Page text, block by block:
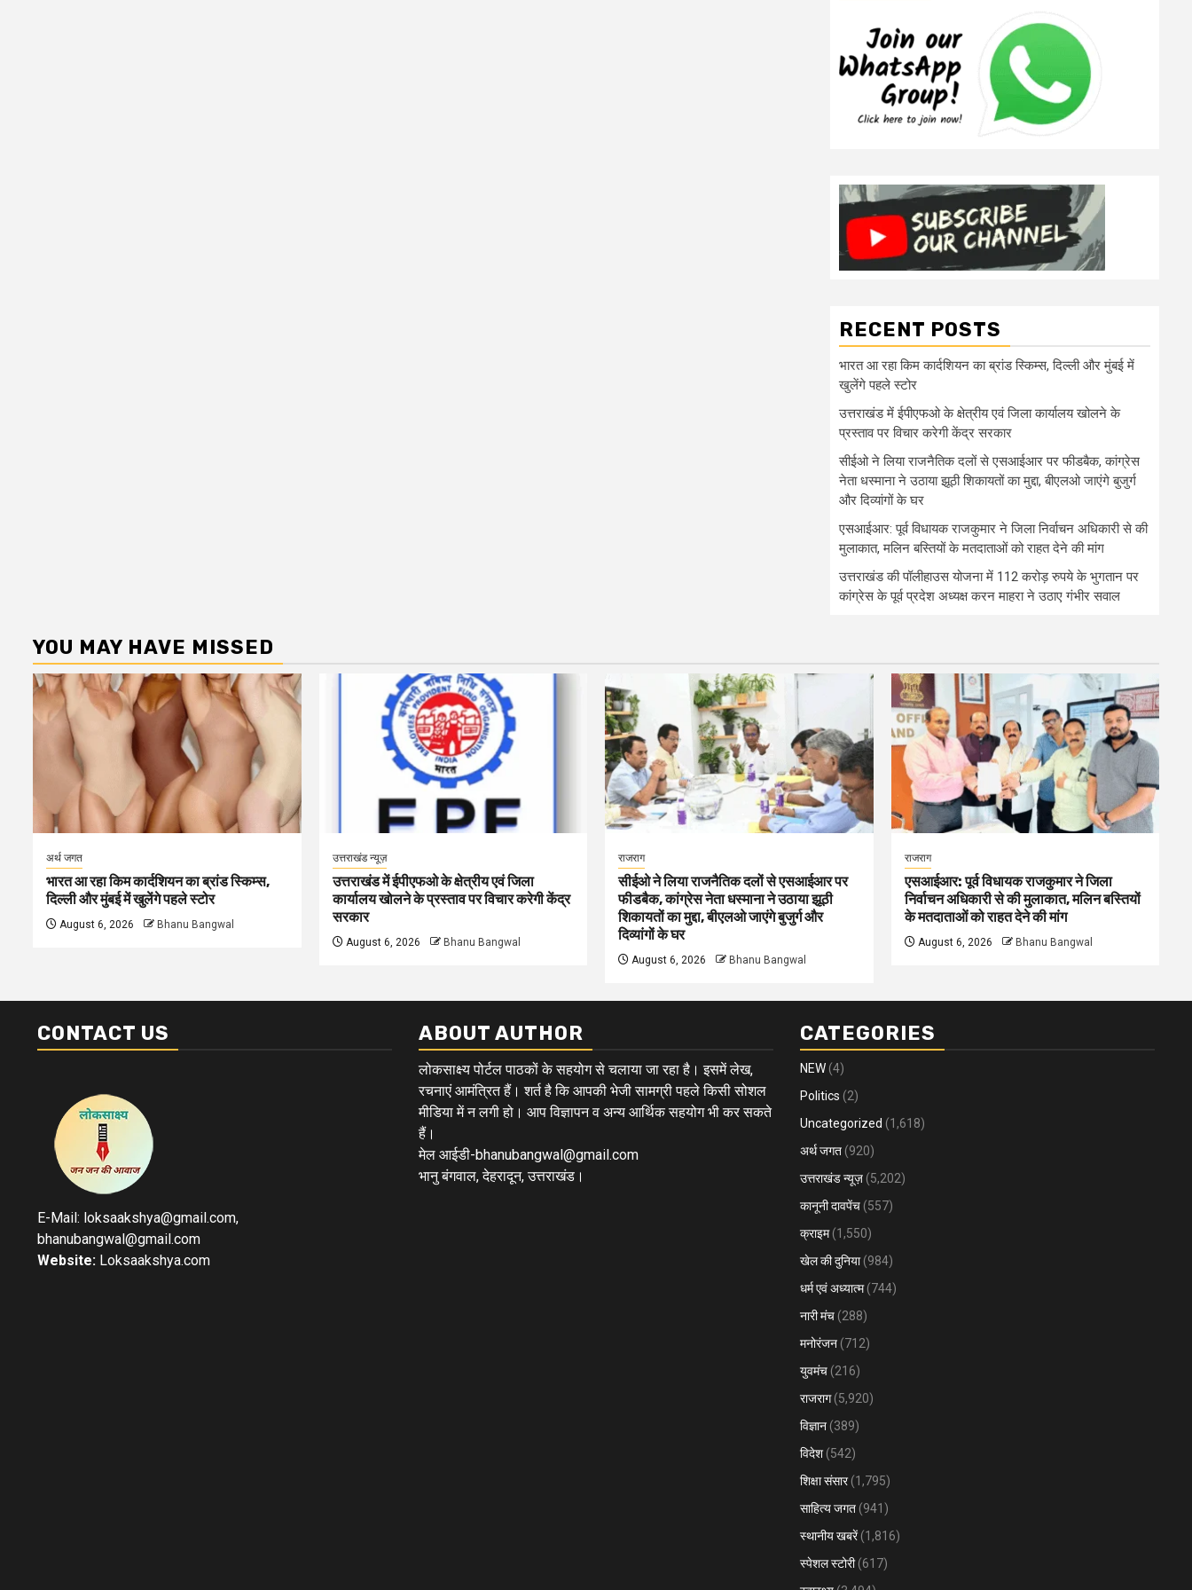
RECENT POSTS
भारत आ रहा किम कार्दशियन का ब्रांड स्किम्स, दिल्ली और मुंबई में
खुलेंगे पहले स्टोर
उत्तराखंड में ईपीएफओ के क्षेत्रीय एवं जिला कार्यालय खोलने के
प्रस्ताव पर विचार करेगी केंद्र सरकार
सीईओ ने लिया राजनैतिक दलों से एसआईआर पर फीडबैक, कांग्रेस
नेता धस्माना ने उठाया झूठी शिकायतों का मुद्दा, बीएलओ जाएंगे बुजुर्ग
और दिव्यांगों के घर
एसआईआर: पूर्व विधायक राजकुमार ने जिला निर्वाचन अधिकारी से की
मुलाकात, मलिन बस्तियों के मतदाताओं को राहत देने की मांग
उत्तराखंड की पॉलीहाउस योजना में 112 करोड़ रुपये के भुगतान पर
कांग्रेस के पूर्व प्रदेश अध्यक्ष करन माहरा ने उठाए गंभीर सवाल
YOU MAY HAVE MISSED
अर्थ जगत
भारत आ रहा किम कार्दशियन का ब्रांड स्किम्स,
दिल्ली और मुंबई में खुलेंगे पहले स्टोर
August 6, 2026 Bhanu Bangwal
उत्तराखंड न्यूज़
उत्तराखंड में ईपीएफओ के क्षेत्रीय एवं जिला
कार्यालय खोलने के प्रस्ताव पर विचार करेगी केंद्र
सरकार
August 6, 2026 Bhanu Bangwal
राजराग
सीईओ ने लिया राजनैतिक दलों से एसआईआर पर
फीडबैक, कांग्रेस नेता धस्माना ने उठाया झूठी
शिकायतों का मुद्दा, बीएलओ जाएंगे बुजुर्ग और
दिव्यांगों के घर
August 6, 2026 Bhanu Bangwal
राजराग
एसआईआर: पूर्व विधायक राजकुमार ने जिला
निर्वाचन अधिकारी से की मुलाकात, मलिन बस्तियों
के मतदाताओं को राहत देने की मांग
August 6, 2026 Bhanu Bangwal
CONTACT US
E-Mail: loksaakshya@gmail.com,
bhanubangwal@gmail.com
Website: Loksaakshya.com
ABOUT AUTHOR
लोकसाक्ष्य पोर्टल पाठकों के सहयोग से चलाया जा रहा है। इसमें लेख,
रचनाएं आमंत्रित हैं। शर्त है कि आपकी भेजी सामग्री पहले किसी सोशल
मीडिया में न लगी हो। आप विज्ञापन व अन्य आर्थिक सहयोग भी कर सकते
हैं।
मेल आईडी-bhanubangwal@gmail.com
भानु बंगवाल, देहरादून, उत्तराखंड।
CATEGORIES
NEW (4)
Politics (2)
Uncategorized (1,618)
अर्थ जगत (920)
उत्तराखंड न्यूज़ (5,202)
कानूनी दावपेंच (557)
क्राइम(1,550)
खेल की दुनिया(984)
धर्म एवं अध्यात्म(744)
नारी मंच (288)
मनोरंजन (712)
युवमंच (216)
राजराग(5,920)
विज्ञान (389)
विदेश (542)
शिक्षा संसार(1,795)
साहित्य जगत (941)
स्थानीय खबरें(1,816)
स्पेशल स्टोरी(617)